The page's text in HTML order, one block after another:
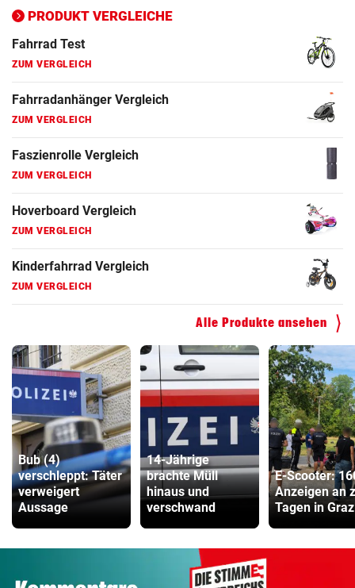
PRODUKT VERGLEICHE
ZUM VERGLEICH
Fahrrad Test
ZUM VERGLEICH
Fahrradanhänger Vergleich
ZUM VERGLEICH
Faszienrolle Vergleich
ZUM VERGLEICH
Hoverboard Vergleich
ZUM VERGLEICH
Kinderfahrrad Vergleich
ZUM VERGLEICH
Alle Produkte ansehen
Bub (4)
verschleppt: Täter
verweigert
Aussage
14-Jährige
brachte Müll
hinaus und
verschwand
E-Scooter:
Anzeigen an
Tagen in Graz